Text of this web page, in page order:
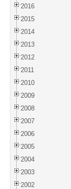
2016
2015
2014
2013
2012
2011
2010
2009
2008
2007
2006
2005
2004
2003
2002